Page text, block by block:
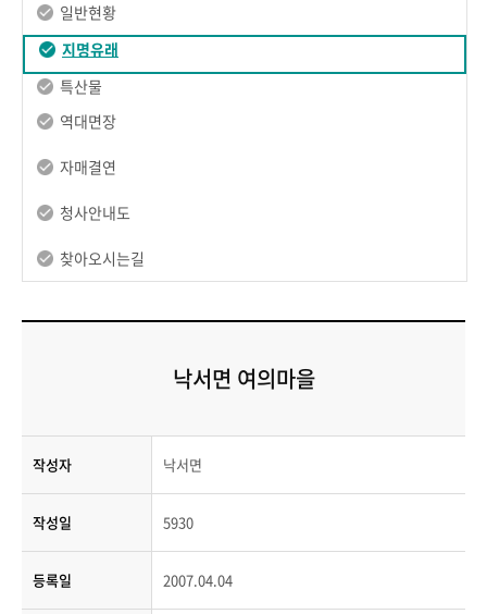
일반현황
지명유래
특산물
역대면장
자매결연
청사안내도
찾아오시는길
낙서면 여의마을
작성자 낙서면
작성일 5930
등록일 2007.04.04